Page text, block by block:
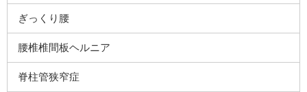
ぎっくり腰
腰椎椎間板ヘルニア
脊柱管狭窄症